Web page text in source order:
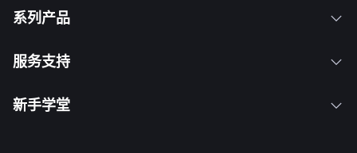
系列产品
服务支持
新手学堂